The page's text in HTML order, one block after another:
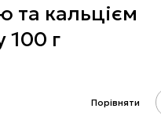
та кальцієм
100 г
Порівняти